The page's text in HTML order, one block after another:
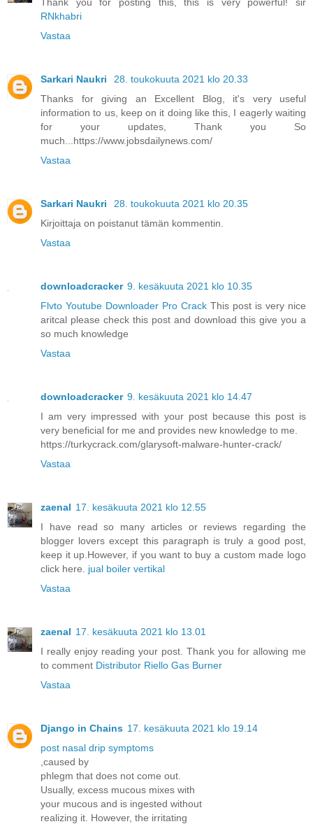
RNkhabri
Vastaa
Sarkari Naukri
28. toukokuuta 2021 klo 20.33
Thanks for giving an Excellent Blog, it's very useful
information to us, keep on it doing like this, I eagerly waiting
for your updates, Thank you So
much...https://www.jobsdailynews.com/
Vastaa
Sarkari Naukri
28. toukokuuta 2021 klo 20.35
Kirjoittaja on poistanut tämän kommentin.
Vastaa
downloadcracker 9. kesäkuuta 2021 klo 10.35
Flvto Youtube Downloader Pro Crack This post is very nice
aritcal please check this post and download this give you a
so much knowledge
Vastaa
downloadcracker 9. kesäkuuta 2021 klo 14.47
I am very impressed with your post because this post is
very beneficial for me and provides new knowledge to me.
https://turkycrack.com/glarysoft-malware-hunter-crack/
Vastaa
zaenal 17. kesäkuuta 2021 klo 12.55
I have read so many articles or reviews regarding the
blogger lovers except this paragraph is truly a good post,
keep it up.However, if you want to buy a custom made logo
click here. jual boiler vertikal
Vastaa
zaenal 17. kesäkuuta 2021 klo 13.01
I really enjoy reading your post. Thank you for allowing me
to comment Distributor Riello Gas Burner
Vastaa
Django in Chains 17. kesäkuuta 2021 klo 19.14
post nasal drip symptoms
,caused by
phlegm that does not come out.
Usually, excess mucous mixes with
your mucous and is ingested without
realizing it. However, the irritating